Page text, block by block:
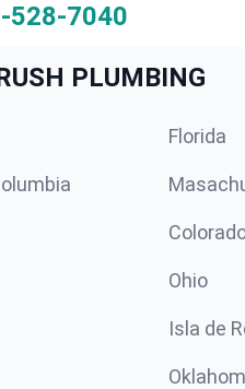
528-7040
PLUMBING
Florida
Ohio
Isla de